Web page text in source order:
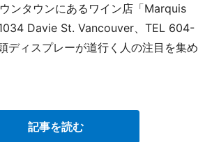
ンタウンにあるワイン店「Marquis
Davie St. Vancouver、TEL 604-
ィスプレーが道行く人の注目を集め
記事を読む